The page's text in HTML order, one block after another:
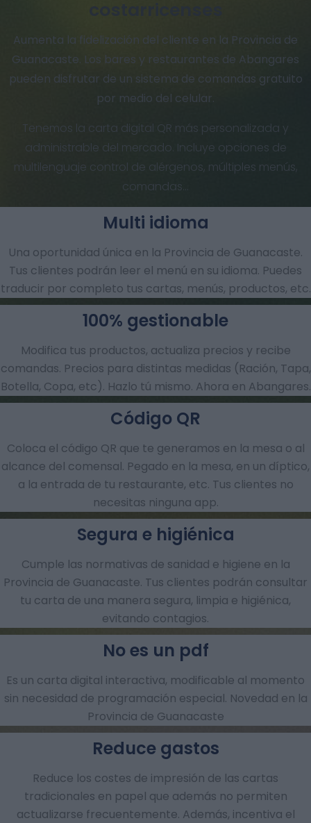
Aumenta la fidelización del cliente en la Provincia de
Guanacaste. Los bares y restaurantes de Abangares
pueden disfrutar de un sistema de comandas gratuito
por medio del celular.
Tenemos la carta digital QR más personalizada y
administrable del mercado. Incluye opciones de
multilenguaje control de alérgenos, múltiples menús,
comandas…
Una oportunidad única en la Provincia de Guanacaste.
Tus clientes podrán leer el menú en su idioma. Puedes
traducir por completo tus cartas, menús, productos, etc.
Multi idioma
Modifica tus productos, actualiza precios y recibe
comandas.​ Precios para distintas medidas (Ración, Tapa,
Botella, Copa, etc). Hazlo tú mismo. Ahora en Abangares.
100% gestionable
Coloca el código QR que te generamos en la mesa o al
alcance del comensal. Pegado en la mesa, en un díptico,
a la entrada de tu restaurante, etc. Tus clientes no
necesitas ninguna app.
Código QR
Cumple las normativas de sanidad e higiene en la
Provincia de Guanacaste. Tus clientes podrán consultar
tu carta de una manera segura, limpia e higiénica,
evitando contagios.
Segura e higiénica
Es un carta digital interactiva, modificable al momento
sin necesidad de programación especial. Novedad en la
Provincia de Guanacaste
No es un pdf
Reduce los costes de impresión de las cartas
tradicionales en papel que además no permiten
actualizarse frecuentemente. Además, incentiva el
Reduce gastos